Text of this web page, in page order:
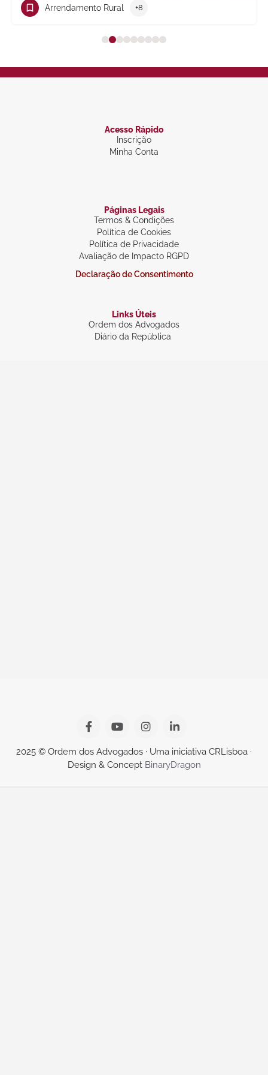
+8
Acesso Rápido
Inscrição
Minha Conta
Páginas Legais
Termos & Condições
Política de Cookies
Política de Privacidade
Avaliação de Impacto RGPD
Declaração de Consentimento
Links Úteis
Ordem dos Advogados
Diário da República
2025 © Ordem dos Advogados · Uma iniciativa CRLisboa ·
Design & Concept BinaryDragon